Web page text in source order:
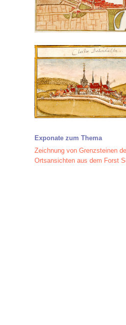
Exponate zum Thema
Zeichnung von Grenzsteinen
Ortsansichten aus dem Forst